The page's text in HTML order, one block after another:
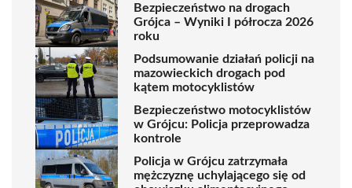
Bezpieczeństwo na drogach
Grójca – Wyniki I półrocza 2026
roku
Podsumowanie działań policji na
mazowieckich drogach pod
kątem motocyklistów
Bezpieczeństwo motocyklistów
w Grójcu: Policja przeprowadza
kontrole
Policja w Grójcu zatrzymała
mężczyznę uchylającego się od